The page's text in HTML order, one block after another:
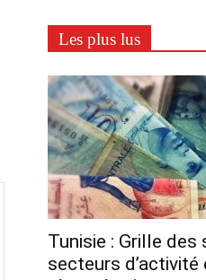
Les plus lus
Tunisie : Grille des
secteurs d’activité